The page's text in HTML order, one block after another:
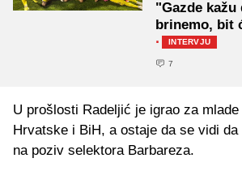
"Gazde kažu
brinemo, bit
· INTERVJU
7
U prošlosti Radeljić je igrao za
Hrvatske i BiH, a ostaje da se vidi
na poziv selektora Barbareza.